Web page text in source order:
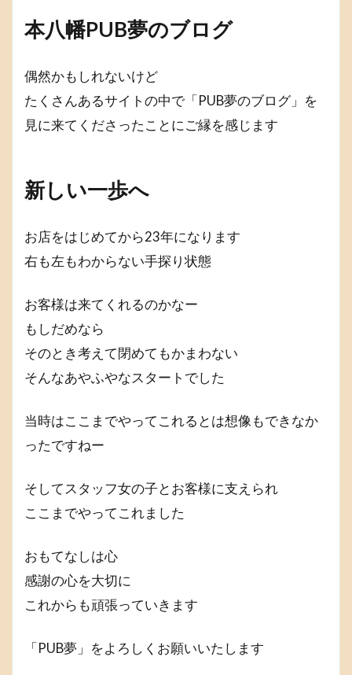
本八幡PUB夢のブログ
偶然かもしれないけど
たくさんあるサイトの中で「PUB夢のブログ」を
見に来てくださったことにご縁を感じます
新しい一歩へ
お店をはじめてから23年になります
右も左もわからない手探り状態
お客様は来てくれるのかなー
もしだめなら
そのとき考えて閉めてもかまわない
そんなあやふやなスタートでした
当時はここまでやってこれるとは想像もできなか
ったですねー
そしてスタッフ女の子とお客様に支えられ
ここまでやってこれました
おもてなしは心
感謝の心を大切に
これからも頑張っていきます
「PUB夢」をよろしくお願いいたします